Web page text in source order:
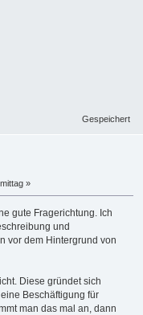
Gespeichert
»
gute Fragerichtung. Ich
und
vor dem Hintergrund von
Diese gründet sich
Beschäftigung für
man das mal an, dann